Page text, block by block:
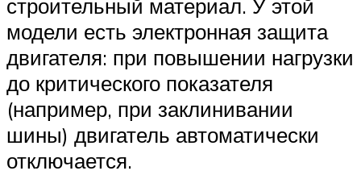
строительный материал. У этой
модели есть электронная защита
двигателя: при повышении нагрузки
до критического показателя
(например, при заклинивании
шины) двигатель автоматически
отключается.